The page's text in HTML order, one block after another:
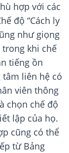
hợp với các
độ “Cách ly
như giọng
khi chế
tiếng ồn
liên hệ có
viên thông
chọn chế độ
lập của họ.
cũng có thể
từ Bảng